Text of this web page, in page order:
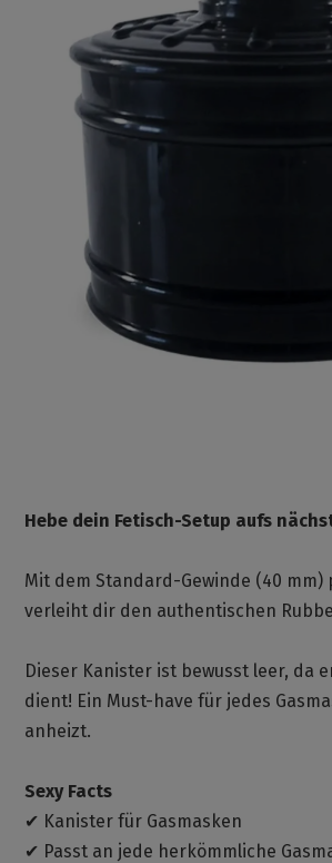
Hebe dein Fetisch-Setup aufs
Mit dem Standard-Gewinde (40
verleiht dir den authentischen
Dieser Kanister ist bewusst leer, da
dient! Ein Must-have für jedes
anheizt.
Sexy Facts
✔ Kanister für Gasmasken
✔ Passt an jede herkömmliche